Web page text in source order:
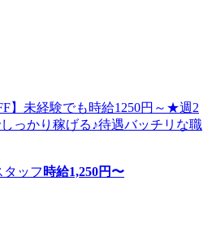
】未経験でも時給1250円～★週2
っかり稼げる♪待遇バッチリな職
タッフ 時給1,250円〜